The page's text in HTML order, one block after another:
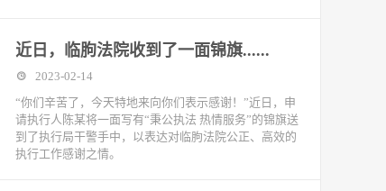
近日，临朐法院收到了一面锦旗......
2023-02-14
“你们辛苦了，今天特地来向你们表示感谢！”近日，申
请执行人陈某将一面写有“秉公执法 热情服务”的锦旗送
到了执行局干警手中，以表达对临朐法院公正、高效的
执行工作感谢之情。